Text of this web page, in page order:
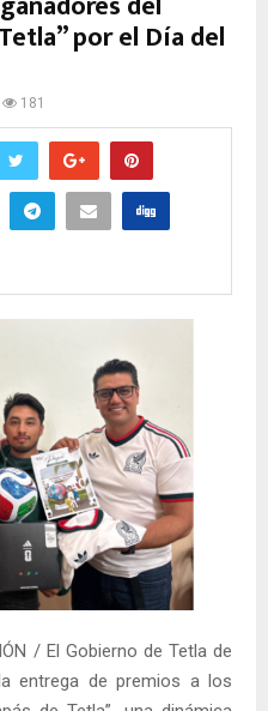
por el Día del
181
/ El Gobierno de Tetla de
entrega de premios a los